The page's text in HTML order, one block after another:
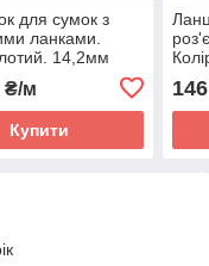
для сумок з
ланками.
14,2мм
₴/м
Купити